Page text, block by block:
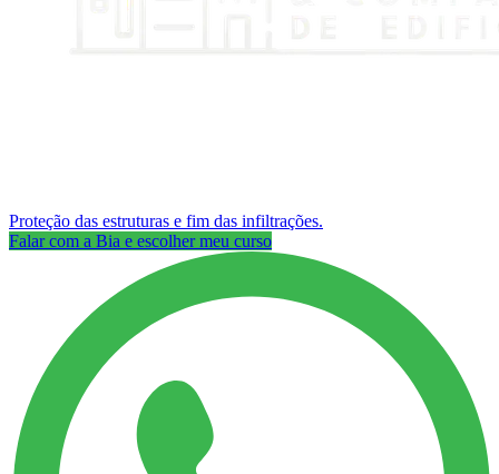
Proteção das estruturas e fim das infiltrações.
Falar com a Bia e escolher meu curso